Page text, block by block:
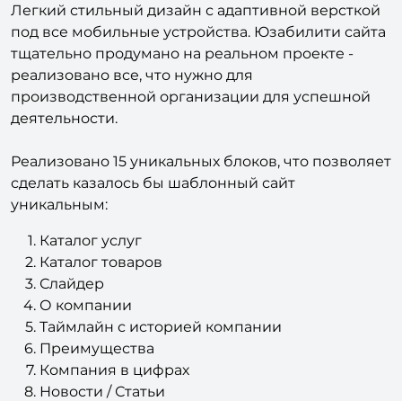
Легкий стильный дизайн с адаптивной версткой
под все мобильные устройства. Юзабилити сайта
тщательно продумано на реальном проекте -
реализовано все, что нужно для
производственной организации для успешной
деятельности.
Реализовано 15 уникальных блоков, что позволяет
сделать казалось бы шаблонный сайт
уникальным:
Каталог услуг
Каталог товаров
Слайдер
О компании
Таймлайн с историей компании
Преимущества
Компания в цифрах
Новости / Статьи